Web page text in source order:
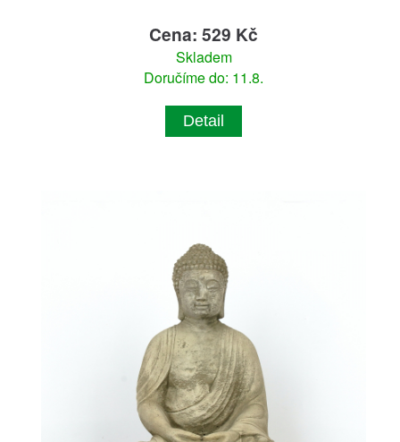
Cena: 529 Kč
Skladem
Doručíme do: 11.8.
Detail